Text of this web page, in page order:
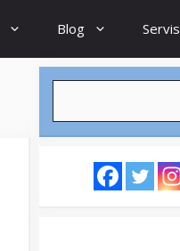
Blog Servis